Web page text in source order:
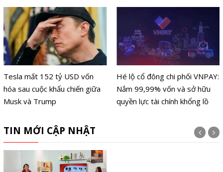
Tesla mất 152 tỷ USD vốn
hóa sau cuộc khẩu chiến giữa
Musk và Trump
Hé lộ cổ đông chi phối VNPAY:
Nắm 99,99% vốn và sở hữu
quyền lực tài chính khổng lồ
TIN MỚI CẬP NHẬT